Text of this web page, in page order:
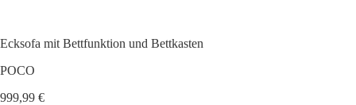
Ecksofa mit Bettfunktion und Bettkasten
POCO
999,99 €